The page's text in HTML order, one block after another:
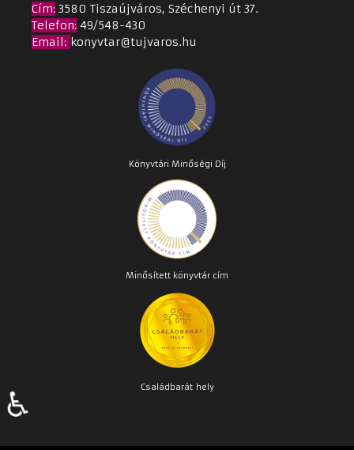
Cím: 3580 Tiszaújváros, Széchenyi út 37.
Telefon: 49/548-430
Email: konyvtar@tujvaros.hu
Könyvtári Minőségi Díj
Minősített könyvtár cím
Családbarát hely